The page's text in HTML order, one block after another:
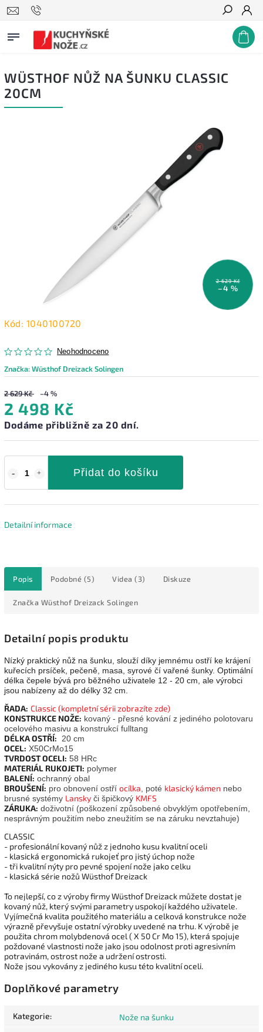
Hledat
WÜSTHOF NŮŽ NA ŠUNKU CLASSIC
20CM
2 629 Kč
–4 %
Kód: 1040100720
Neohodnoceno
Značka:Wüsthof Dreizack Solingen
2 629 Kč –4 %
2 498 Kč
Dodáme přibližně za 20 dní.
Přidat do košíku
Detailní informace
Popis Podobné (5) Videa (3) Diskuze
Značka Wüsthof Dreizack Solingen
Detailní popis produktu
Nízký praktický nůž na šunku, slouží díky jemnému ostří ke krájení
kuřecích prsíček, pečeně, masa, syrové čí vařené šunky. Optimální
délka čepele bývá pro běžného uživatele 12 - 20 cm, ale výrobci
jsou nabízeny až do délky 32 cm.
ŘADA: Classic (kompletní sérii zobrazíte zde)
KONSTRUKCE NOŽE: kovaný - přesné kování z jediného polotovaru
ocelového masivu a konstrukcí fulltang
DÉLKA OSTŘÍ: 20 cm
OCEL: X50CrMo15
TVRDOST OCELI: 58 HRc
MATERIÁL RUKOJETI: polymer
BALENÍ: ochranný obal
BROUŠENÍ: pro obnovení ostří ocílka , poté klasický kámen nebo
brusné systémy Lansky či špičkový KMFS
ZÁRUKA: doživotní (poškození způsobené obvyklým opotřebením,
nesprávným použitím nebo zneužitím se na záruku nevztahuje)
CLASSIC
- profesionální kovaný nůž z jednoho kusu kvalitní oceli
- klasická ergonomická rukojeť pro jistý úchop nože
- tři kvalitní nýty pro pevné spojení nože jako celku
- klasická série nožů Wüsthof Dreizack
To nejlepší, co z výroby firmy Wüsthof Dreizack můžete dostat je
kovaný nůž, který svými parametry uspokojí každého uživatele.
Vyjímečná kvalita použitého materiálu a celková konstrukce nože
výrazně převyšuje ostatní výrobky uvedené na trhu. K výrobě je
použita chrom molybdenová ocel ( X 50 Cr Mo 15), která spojuje
poždované vlastnosti nože jako jsou odolnost proti agresivním
potravinám, ostrost nože a udržení ostrosti.
Nože jsou vykovány z jediného kusu této kvalitní oceli.
Doplňkové parametry
Kategorie: Nože na šunku